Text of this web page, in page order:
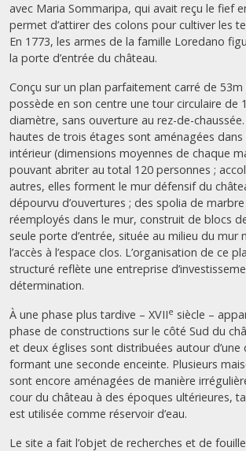
avec Maria Sommaripa, qui avait reçu le fief
permet d’attirer des colons pour cultiver les
En 1773, les armes de la famille Loredano
la porte d’entrée du château.
Conçu sur un plan parfaitement carré de
possède en son centre une tour circulaire de
diamètre, sans ouverture au rez-de-
hautes de trois étages sont aménagées
intérieur (dimensions moyennes de chaque
pouvant abriter au total 120 personnes ;
autres, elles forment le mur défensif du
dépourvu d’ouvertures ; des spolia de
réemployés dans le mur, construit de blocs
seule porte d’entrée, située au milieu du mur
l’accès à l’espace clos. L’organisation de ce
structuré reflète une entreprise
détermination.
À une phase plus tardive – XVIIe siècle –
phase de constructions sur le côté Sud du
et deux églises sont distribuées autour d’une
formant une seconde enceinte. Plusieurs
sont encore aménagées de manière
cour du château à des époques ultérieures,
est utilisée comme réservoir d’eau.
Le site a fait l’objet de recherches et de